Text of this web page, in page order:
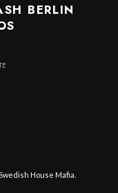
BERLIN
House Mafia.